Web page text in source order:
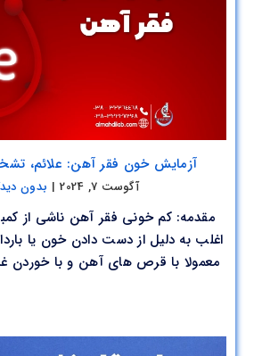
آزمایش خون فقر آهن: علائم،
آگوست 7, 2024 | بدون
مقدمه: کم خونی فقر آهن ناشی از
اغلب به دلیل از دست دادن خون یا
معمولا با قرص های آهن و با خوردن